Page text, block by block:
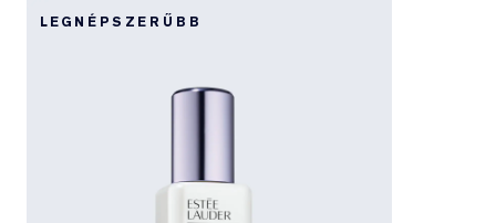
LEGNÉPSZERŰBB